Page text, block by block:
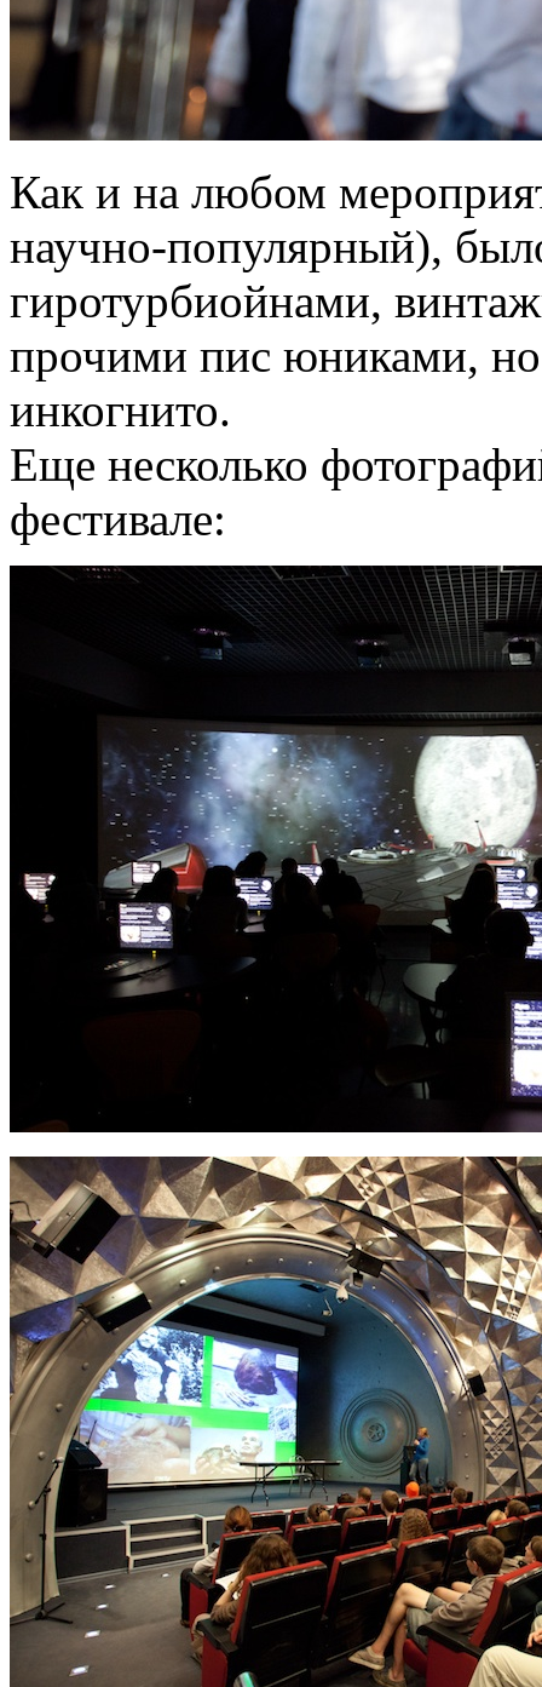
Как и на любом
научно-популярный),
гиротурбиойнами,
прочими пис юниками,
инкогнито.
Еще несколько
фестивале: